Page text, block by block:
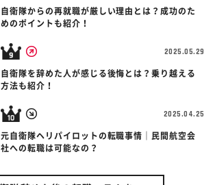
自衛隊からの再就職が厳しい理由とは？成功のた
めのポイントも紹介！
2025.05.29
自衛隊を辞めた人が感じる後悔とは？乗り越える
方法も紹介！
2025.04.25
元自衛隊ヘリパイロットの転職事情｜民間航空会
社への転職は可能なの？